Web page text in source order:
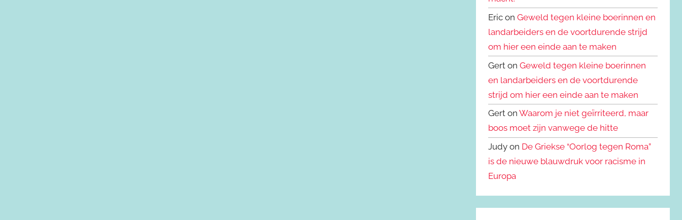
Eric onGeweld tegen kleine boerinnen en
landarbeiders en de voortdurende strijd
om hier een einde aan te maken
Gert onGeweld tegen kleine boerinnen
en landarbeiders en de voortdurende
strijd om hier een einde aan te maken
Gert onWaarom je niet geïrriteerd, maar
boos moet zijn vanwege de hitte
Judy on De Griekse “Oorlog tegen Roma”
is de nieuwe blauwdruk voor racisme in
Europa